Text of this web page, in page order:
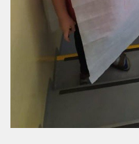
Úvod
Organizace
Úřední deska